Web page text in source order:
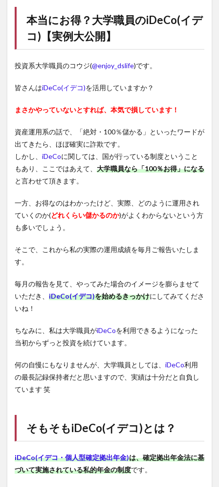
本当にお得？大学職員のiDeCo(イデ
コ) 【実例大公開】
投資系大学職員のコウジ(@enjoy_dslife)です。
皆さんはiDeCo(イデコ)を活用していますか？
まさかやっていないとすれば、本気で損しています！
資産運用系の話で、「絶対・100％儲かる」といったワードが
出てきたら、ほぼ確実に詐欺です。
しかし、 iDeCoに関しては、国が行っている制度ということ
もあり、ここではあえて、 大学職員なら「100％お得」になる
と言わせて頂きます。
一方、お得なのはわかったけど、実際、どのように運用され
ていくのか(どれくらい儲かるのか)がよくわからないという方
も多いでしょう。
そこで、これから私の実際の運用成績を毎月ご報告いたしま
す。
毎月の報告を見て、やってみた場合のイメージを膨らませて
いただき、 iDeCo(イデコ)を始めるきっかけにしてみてくださ
いね！
ちなみに、私は大学職員がiDeCoを利用できるようになった
当初からずっと投資を続けています。
何の自慢にもなりませんが、大学職員としては、 iDeCo利用
の最長記録保持者だと思いますので、実績は十分だと自負し
ています 笑
そもそもiDeCo(イデコ)とは？
iDeCo(イデコ・個人型確定拠出年金)は、確定拠出年金法に基
づいて実施されている私的年金の制度です。